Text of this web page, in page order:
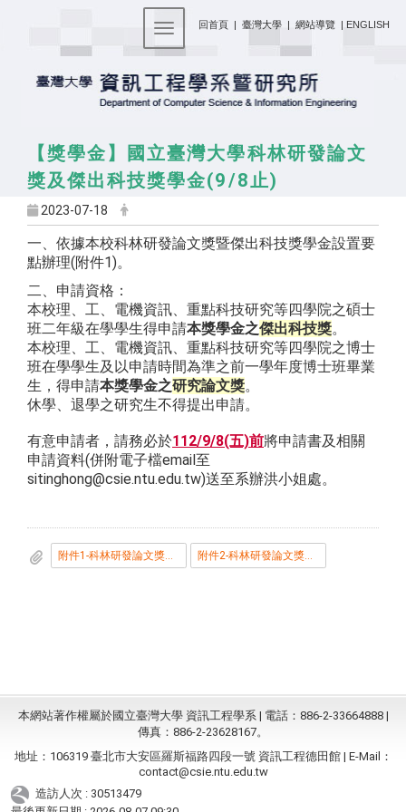
回首頁 | 臺灣大學 | 網站導覽 | ENGLISH
Toggle navigation
【獎學金】國立臺灣大學科林研發論文
獎及傑出科技獎學金(9/8止)
2023-07-18
一、依據本校科林研發論文獎暨傑出科技獎學金設置要
點辦理(附件1)。
二、申請資格：
本校理、工、電機資訊、重點科技研究等四學院之碩士
班二年級在學學生得申請本獎學金之傑出科技獎。
本校理、工、電機資訊、重點科技研究等四學院之博士
班在學學生及以申請時間為準之前一學年度博士班畢業
生，得申請本獎學金之研究論文獎。
休學、退學之研究生不得提出申請。
有意申請者，請務必於112/9/8(五)前將申請書及相關
申請資料(併附電子檔email至
sitinghong@csie.ntu.edu.tw)送至系辦洪小姐處。
附件1-科林研發論文獎及傑出科技獎學金設置要點_1120321發布.pdf 附件2-科林研發論文獎及傑出科技獎學金申請書.docx
本網站著作權屬於國立臺灣大學 資訊工程學系 | 電話：886-2-33664888 |
傳真：886-2-23628167。
地址：106319 臺北市大安區羅斯福路四段一號 資訊工程德田館 | E-Mail：
contact@csie.ntu.edu.tw
造訪人次 : 30513479